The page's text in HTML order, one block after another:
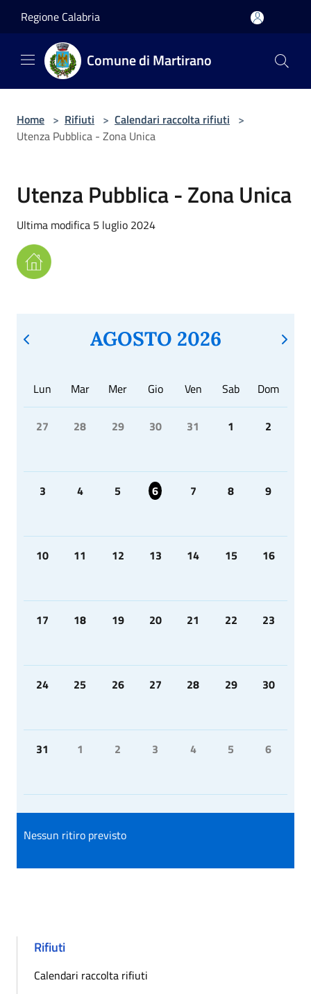
Regione Calabria
Comune di Martirano
Home > Rifiuti > Calendari raccolta rifiuti >
Utenza Pubblica - Zona Unica
Utenza Pubblica - Zona Unica
Ultima modifica 5 luglio 2024
AGOSTO 2026
Lun Mar Mer Gio Ven Sab Dom
27 28 29 30 31 1 2
3 4 5 6 7 8 9
10 11 12 13 14 15 16
17 18 19 20 21 22 23
24 25 26 27 28 29 30
31 1 2 3 4 5 6
Nessun ritiro previsto
Rifiuti
Calendari raccolta rifiuti